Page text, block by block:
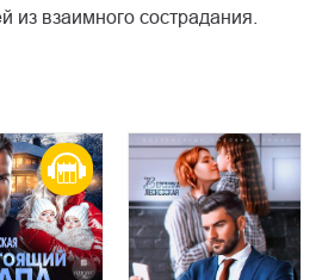
взаимного сострадания.